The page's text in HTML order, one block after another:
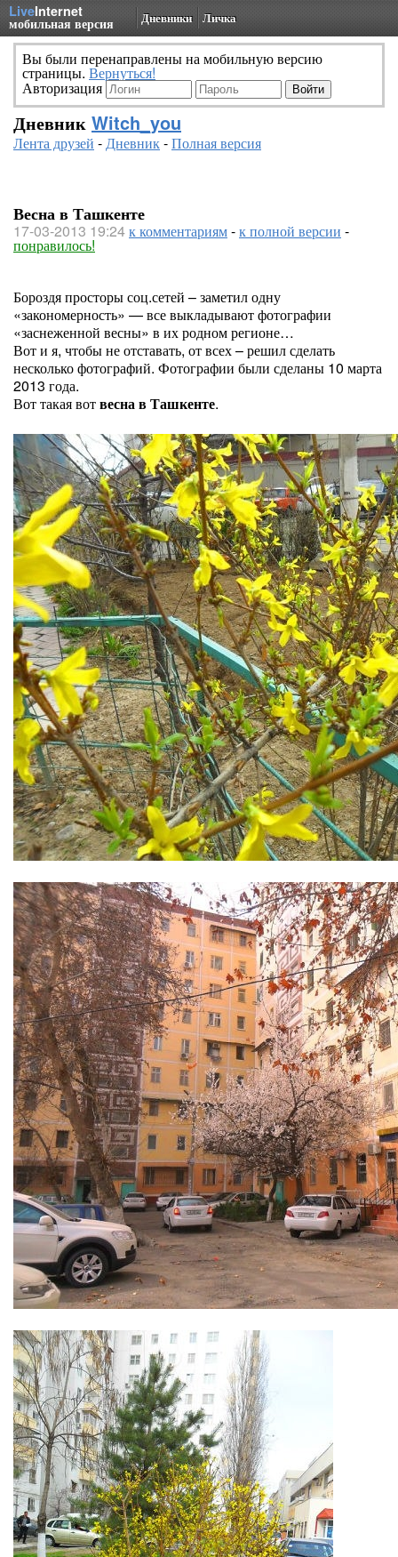
LiveInternet
мобильная версия Дневники Личка
Вы были перенаправлены на мобильную версию
страницы. Вернуться!
Авторизация
Дневник Witch_you
Лента друзей -Дневник-Полная версия
Весна в Ташкенте
17-03-2013 19:24к комментариям-к полной версии -
понравилось!
Бороздя просторы соц.сетей – заметил одну
«закономерность» — все выкладывают фотографии
«заснеженной весны» в их родном регионе…
Вот и я, чтобы не отставать, от всех – решил сделать
несколько фотографий. Фотографии были сделаны 10 марта
2013 года.
Вот такая вотвесна в Ташкенте.